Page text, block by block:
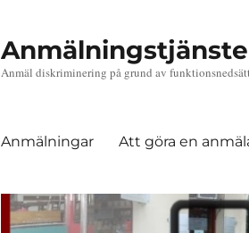
Anmäl diskriminering på grund av
Anmälningar Att göra en